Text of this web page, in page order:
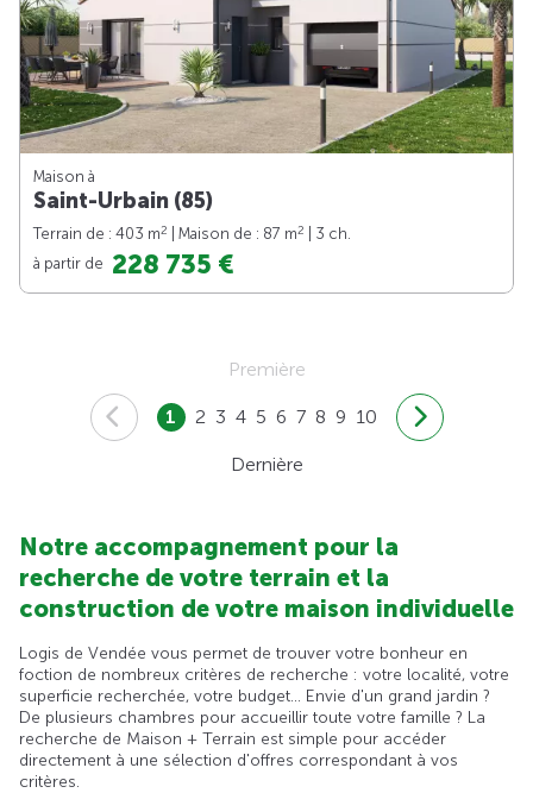
Maison à
Saint-Urbain (85)
Terrain de : 403 m2 | Maison de : 87 m2
| 3 ch.
à partir de 228 735 €
Première
1 2 3 4 5 6 7 8 9 10
Dernière
Notre accompagnement pour la
recherche de votre terrain et la
construction de votre maison individuelle
Logis de Vendée vous permet de trouver votre bonheur en
foction de nombreux critères de recherche : votre localité, votre
superficie recherchée, votre budget... Envie d'un grand jardin ?
De plusieurs chambres pour accueillir toute votre famille ? La
recherche de Maison + Terrain est simple pour accéder
directement à une sélection d'offres correspondant à vos
critères.